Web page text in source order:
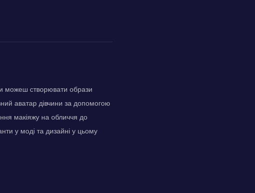
можеш створювати образи
аватар дівчини за допомогою
макіяжу на обличчя до
у моді та дизайні у цьому